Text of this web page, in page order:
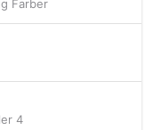
Farber
4